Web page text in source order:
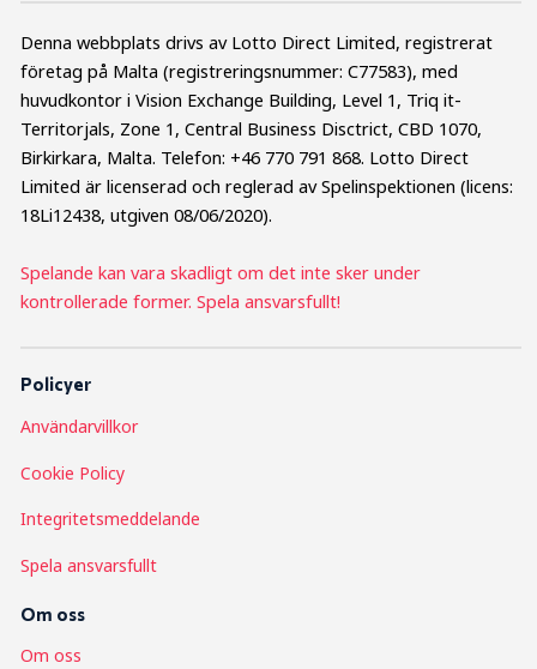
Denna webbplats drivs av Lotto Direct Limited, registrerat
företag på Malta (registreringsnummer: C77583), med
huvudkontor i Vision Exchange Building, Level 1, Triq it-
Territorjals, Zone 1, Central Business Disctrict, CBD 1070,
Birkirkara, Malta. Telefon: +46 770 791 868. Lotto Direct
Limited är licenserad och reglerad av Spelinspektionen (licens:
18Li12438, utgiven 08/06/2020).
Spelande kan vara skadligt om det inte sker under
kontrollerade former. Spela ansvarsfullt!
Policyer
Användarvillkor
Cookie Policy
Integritetsmeddelande
Spela ansvarsfullt
Om oss
Om oss